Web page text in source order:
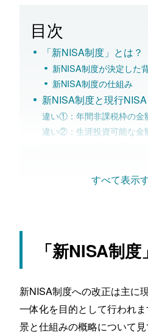
目次
「新NISA制度」とは？
新NISA制度が決定した
新NISA制度の仕組み
新NISA制度と現行
違い①：年間非課税枠の金
違い②：生涯投資可能な金
違い⑤：売却時に生涯非課
新NISA制度への変更で
メリット①：投資可能額が
メリット②：出口戦略を考
メリット③：「つみたて
併用で投資戦略が広が
新NISA制度における留
すべて表示
「新NISA制
新NISA制度への改正は主に
一体化を目的として行われ
景と仕組みの概略について見